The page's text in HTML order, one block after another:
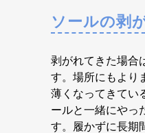
ソールの剥
剥がれてきた場合
す。場所にもより
薄くなってきてい
ールと一緒にやっ
す。履かずに長期